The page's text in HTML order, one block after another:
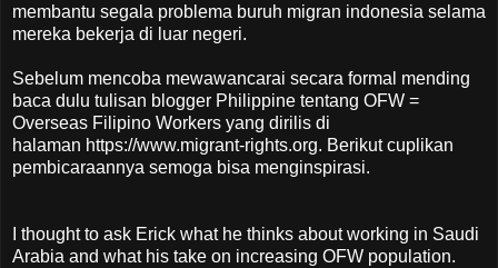
membantu segala problema buruh migran indonesia selama
mereka bekerja di luar negeri.
Sebelum mencoba mewawancarai secara formal mending
baca dulu tulisan blogger Philippine tentang OFW =
Overseas Filipino Workers yang dirilis di
halaman https://www.migrant-rights.org. Berikut cuplikan
pembicaraannya semoga bisa menginspirasi.
I thought to ask Erick what he thinks about working in Saudi
Arabia and what his take on increasing OFW population.